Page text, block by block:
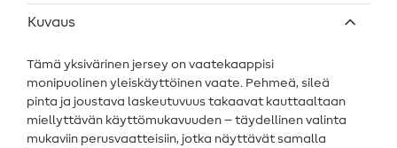
Kuvaus
Tämä yksivärinen jersey on vaatekaappisi
monipuolinen yleiskäyttöinen vaate. Pehmeä, sileä
pinta ja joustava laskeutuvuus takaavat kauttaaltaan
miellyttävän käyttömukavuuden – täydellinen valinta
mukaviin perusvaatteisiin, jotka näyttävät samalla